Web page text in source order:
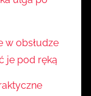
w obsłudze
je pod ręką